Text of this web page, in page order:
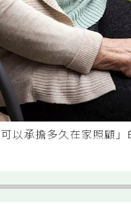
以承擔多久在家照顧